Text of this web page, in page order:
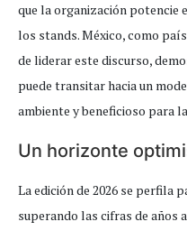
que la organización potencie
los stands. México, como
de liderar este discurso,
puede transitar hacia un
ambiente y beneficioso para
Un horizonte
La edición de 2026 se perfila
superando las cifras de años